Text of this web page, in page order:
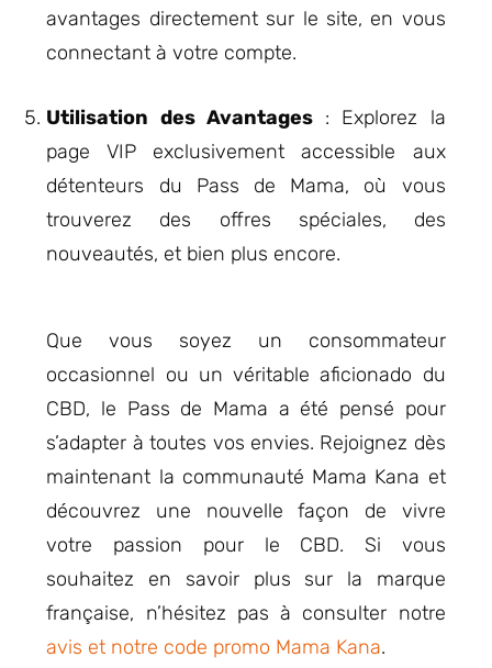
avantages directement sur le site, en vous
connectant à votre compte.
Utilisation des Avantages: Explorez la
page VIP exclusivement accessible aux
détenteurs du Pass de Mama, où vous
trouverez des offres spéciales, des
nouveautés, et bien plus encore.
Que vous soyez un consommateur
occasionnel ou un véritable aficionado du
CBD, le Pass de Mama a été pensé pour
s’adapter à toutes vos envies. Rejoignez dès
maintenant la communauté Mama Kana et
découvrez une nouvelle façon de vivre
votre passion pour le CBD. Si vous
souhaitez en savoir plus sur la marque
française, n’hésitez pas à consulter notre
avis et notre code promo Mama Kana.